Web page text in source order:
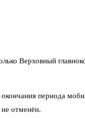
Верховный
периода
отменён.